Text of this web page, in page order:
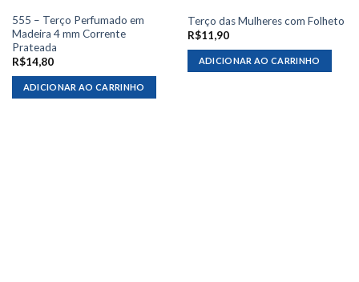
555 – Terço Perfumado em
Madeira 4 mm Corrente
Prateada
R$14,80
ADICIONAR AO CARRINHO
Terço das Mulheres com Folheto
R$11,90
ADICIONAR AO CARRINHO